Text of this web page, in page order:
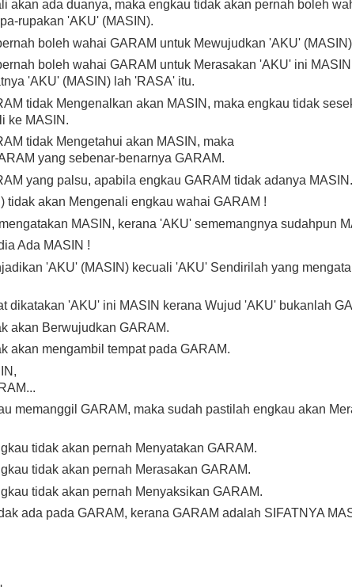
akan ada duanya, maka engkau tidak akan pernah boleh
rupakan 'AKU' (MASIN).
boleh wahai GARAM untuk Mewujudkan 'AKU'
boleh wahai GARAM untuk Merasakan 'AKU' ini
'AKU' (MASIN) lah 'RASA' itu.
tidak Mengenalkan akan MASIN, maka engkau tidak
ke MASIN.
tidak Mengetahui akan MASIN, maka
yang sebenar-benarnya GARAM.
yang palsu, apabila engkau GARAM tidak adanya MASIN.
tidak akan Mengenali engkau wahai GARAM !
MASIN, kerana 'AKU' sememangnya sudahpun
Ada MASIN !
'AKU' (MASIN) kecuali 'AKU' Sendirilah yang
dikatakan 'AKU' ini MASIN kerana Wujud 'AKU' bukanlah
akan Berwujudkan GARAM.
akan mengambil tempat pada GARAM.
memanggil GARAM, maka sudah pastilah engkau akan
tidak akan pernah Menyatakan GARAM.
tidak akan pernah Merasakan GARAM.
tidak akan pernah Menyaksikan GARAM.
ada pada GARAM, kerana GARAM adalah SIFATNYA